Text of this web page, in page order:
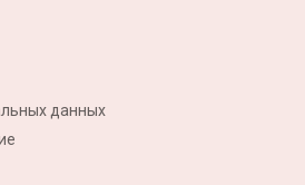
данных